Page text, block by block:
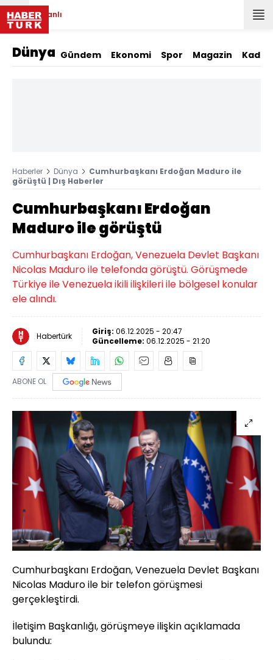
Canlı
Dünya Gündem Ekonomi Spor Magazin Kadın
Haberler Dünya
Cumhurbaşkanı Erdoğan Maduro ile
görüştü | Dış Haberler
Cumhurbaşkanı Erdoğan
Maduro ile görüştü
Cumhurbaşkanı Erdoğan, Venezuela Devlet Başkanı
Nicolas Maduro ile telefonda görüştü. Görüşmede
Türkiye ile Venezuela ikili ilişkileri ile bölgesel konular
ele alındı.
Habertürk Giriş: 06.12.2025 - 20:47
Güncelleme: 06.12.2025 - 21:20
ABONE OL
Cumhurbaşkanı Erdoğan, Venezuela Devlet Başkanı
Nicolas Maduro ile bir telefon görüşmesi
gerçekleştirdi.
İletişim Başkanlığı, görüşmeye ilişkin açıklamada
bulundu: